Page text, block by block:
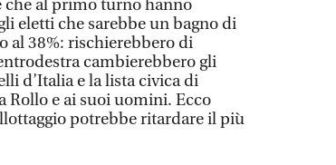
che al primo turno hanno
eletti che sarebbe un bagno di
al 38%: rischierebbero di
cambierebbero gli
d’Italia e la lista civica di
Rollo e ai suoi uomini. Ecco
potrebbe ritardare il più